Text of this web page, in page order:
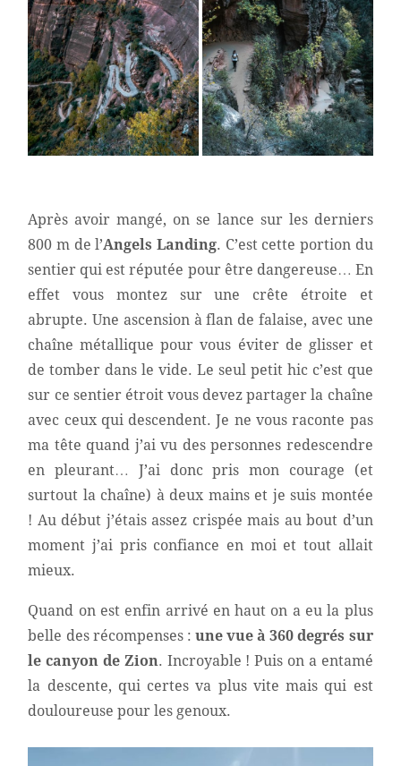
Après avoir mangé, on se lance sur les derniers
800 m de l’Angels Landing. C’est cette portion du
sentier qui est réputée pour être dangereuse… En
effet vous montez sur une crête étroite et
abrupte. Une ascension à flan de falaise, avec une
chaîne métallique pour vous éviter de glisser et
de tomber dans le vide. Le seul petit hic c’est que
sur ce sentier étroit vous devez partager la chaîne
avec ceux qui descendent. Je ne vous raconte pas
ma tête quand j’ai vu des personnes redescendre
en pleurant… J’ai donc pris mon courage (et
surtout la chaîne) à deux mains et je suis montée
! Au début j’étais assez crispée mais au bout d’un
moment j’ai pris confiance en moi et tout allait
mieux.
Quand on est enfin arrivé en haut on a eu la plus
belle des récompenses : une vue à 360 degrés sur
le canyon de Zion. Incroyable ! Puis on a entamé
la descente, qui certes va plus vite mais qui est
douloureuse pour les genoux.